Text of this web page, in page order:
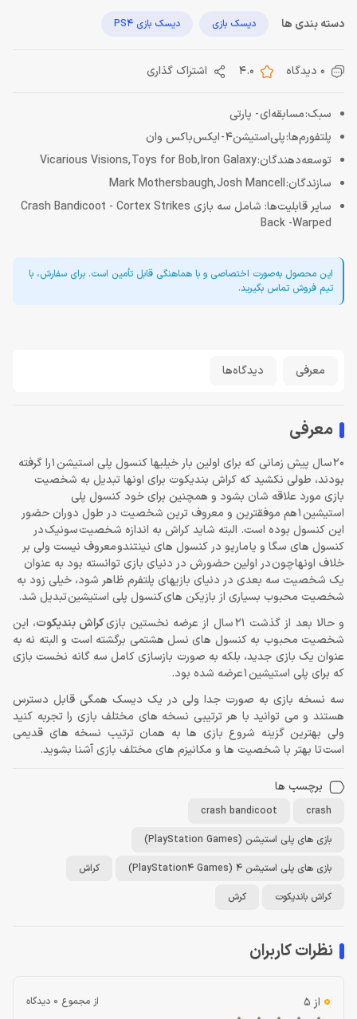
دسته بندی ها دیسک بازی دیسک بازی PS4
0 دیدگاه 4.0 اشتراک گذاری
سبک: مسابقه‌ای - پارتی
پلتفورم‌ها:‌ پلی‌استیشن‌4 - ایکس‌باکس وان
توسعه‌دهندگان:‌ Vicarious Visions, Toys for Bob, Iron Galaxy
سازندگان: Mark Mothersbaugh, Josh Mancell
سایر قابلیت‌ها: شامل سه بازی Crash Bandicoot - Cortex Strikes
Back -Warped
این محصول به‌صورت اختصاصی و با هماهنگی قابل تأمین است. برای سفارش، با
تیم فروش تماس بگیرید.
معرفی دیدگاه‌ها
معرفی
20سال پیش زمانی که برای اولین بار خیلیها کنسول پلی استیشن1را گرفته
بودند، طولی نکشید که کراش بندیکوت برای اونها تبدیل به شخصیت
بازی مورد علاقه شان بشود و همچنین برای خود کنسول پلی
استیشین1هم موفقترین و معروف ترین شخصیت در طول دوران حضور
این کنسول بوده است. البته شاید کراش به اندازه شخصیت سونیک در
کنسول های سگا و یا ماریو در کنسول های نینتندو معروف نیست ولی بر
خلاف اونها چون در اولین حضورش در دنیای بازی توانسته بود به عنوان
یک شخصیت سه بعدی در دنیای بازیهای پلتفرم ظاهر شود، خیلی زود به
شخصیت محبوب بسیاری از بازیکن های کنسول پلی استیشین تبدیل شد.
و حالا بعد از گذشت 21
سال از عرضه نخستین بازیکراش بندیکوت، این
شخصیت محبوب به کنسول های نسل هشتمی برگشته است و البته نه به
عنوان یک بازی جدید، بلکه به صورت بازسازی کامل سه گانه نخست بازی
که برای پلی استیشین1عرضه شده بود.
سه نسخه بازی به صورت جدا ولی در یک دیسک همگی قابل دسترس
هستند و می توانید با هر ترتیبی نسخه های مختلف بازی را تجربه کنید
ولی بهترین گزینه شروع بازی ها به همان ترتیب نسخه های قدیمی
است تا بهتر با شخصیت ها و مکانیزم های مختلف بازی آشنا بشوید.
برچسب ها
crash
crash bandicoot
بازی های پلی استیشن (PlayStation Games)
بازی های پلی استیشن 4 (PlayStation4 Games)
کراش
کراش باندیکوت
کرش
نظرات کاربران
0 از 5 از مجموع 0 دیدگاه